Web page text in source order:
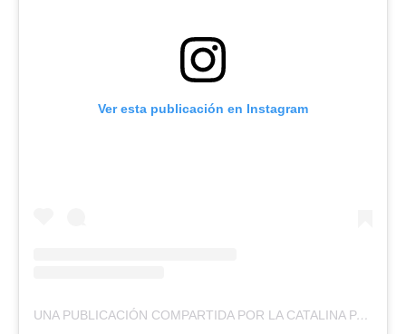
Ver esta publicación en Instagram
UNA PUBLICACIÓN COMPARTIDA POR LA CATALINA PASTELERIA (@LA_CATALINA.PASTELERIA)